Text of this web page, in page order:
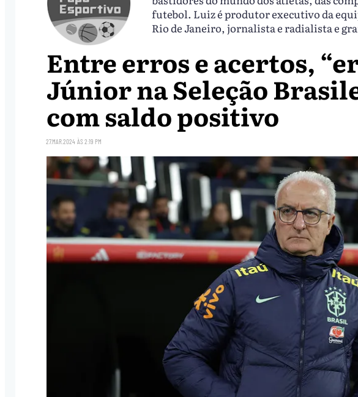
futebol. Luiz é produtor executivo da
Rio de Janeiro, jornalista e radialista e
Entre erros e acertos,
Júnior na Seleção
com saldo positivo
27.MAR.2024 ÀS 2:19 PM